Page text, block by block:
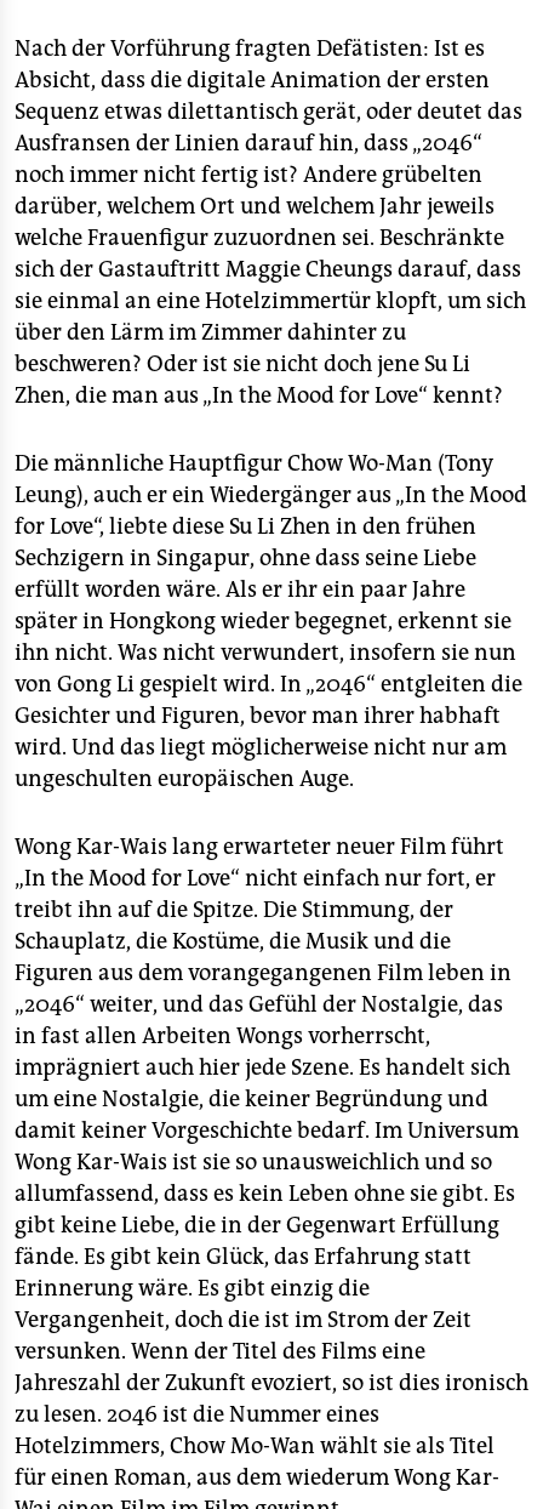
genossenschaft
epaper login
Nach der Vorführung fragten Defätisten: Ist es
Absicht, dass die digitale Animation der ersten
Sequenz etwas dilettantisch gerät, oder deutet das
Ausfransen der Linien darauf hin, dass „2046“
noch immer nicht fertig ist? Andere grübelten
darüber, welchem Ort und welchem Jahr jeweils
welche Frauenfigur zuzuordnen sei. Beschränkte
sich der Gastauftritt Maggie Cheungs darauf, dass
sie einmal an eine Hotelzimmertür klopft, um sich
über den Lärm im Zimmer dahinter zu
beschweren? Oder ist sie nicht doch jene Su Li
Zhen, die man aus „In the Mood for Love“ kennt?
Die männliche Hauptfigur Chow Wo-Man (Tony
Leung), auch er ein Wiedergänger aus „In the Mood
for Love“, liebte diese Su Li Zhen in den frühen
Sechzigern in Singapur, ohne dass seine Liebe
erfüllt worden wäre. Als er ihr ein paar Jahre
später in Hongkong wieder begegnet, erkennt sie
ihn nicht. Was nicht verwundert, insofern sie nun
von Gong Li gespielt wird. In „2046“ entgleiten die
Gesichter und Figuren, bevor man ihrer habhaft
wird. Und das liegt möglicherweise nicht nur am
ungeschulten europäischen Auge.
Wong Kar-Wais lang erwarteter neuer Film führt
„In the Mood for Love“ nicht einfach nur fort, er
treibt ihn auf die Spitze. Die Stimmung, der
Schauplatz, die Kostüme, die Musik und die
Figuren aus dem vorangegangenen Film leben in
„2046“ weiter, und das Gefühl der Nostalgie, das
in fast allen Arbeiten Wongs vorherrscht,
imprägniert auch hier jede Szene. Es handelt sich
um eine Nostalgie, die keiner Begründung und
damit keiner Vorgeschichte bedarf. Im Universum
Wong Kar-Wais ist sie so unausweichlich und so
allumfassend, dass es kein Leben ohne sie gibt. Es
gibt keine Liebe, die in der Gegenwart Erfüllung
fände. Es gibt kein Glück, das Erfahrung statt
Erinnerung wäre. Es gibt einzig die
Vergangenheit, doch die ist im Strom der Zeit
versunken. Wenn der Titel des Films eine
Jahreszahl der Zukunft evoziert, so ist dies ironisch
zu lesen. 2046 ist die Nummer eines
Hotelzimmers, Chow Mo-Wan wählt sie als Titel
für einen Roman, aus dem wiederum Wong Kar-